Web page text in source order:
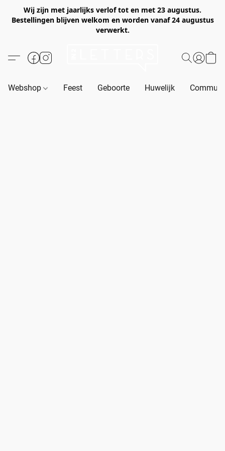
Wij zijn met jaarlijks verlof tot en met 23 augustus.
Bestellingen blijven welkom en worden vanaf 24 augustus
verwerkt.
Webshop Feest Geboorte Huwelijk